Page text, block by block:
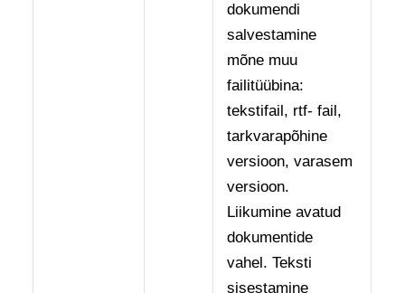
dokumendi
salvestamine
mõne muu
failitüübina:
tekstifail, rtf- fail,
tarkvarapõhine
versioon, varasem
versioon.
Liikumine avatud
dokumentide
vahel. Teksti
sisestamine